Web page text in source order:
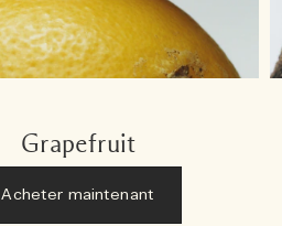
Grapefruit
Acheter maintenant